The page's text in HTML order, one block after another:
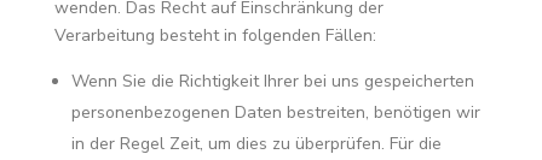
wenden. Das Recht auf Einschränkung der
Verarbeitung besteht in folgenden Fällen:
Wenn Sie die Richtigkeit Ihrer bei uns gespeicherten
personenbezogenen Daten bestreiten, benötigen wir
in der Regel Zeit, um dies zu überprüfen. Für die